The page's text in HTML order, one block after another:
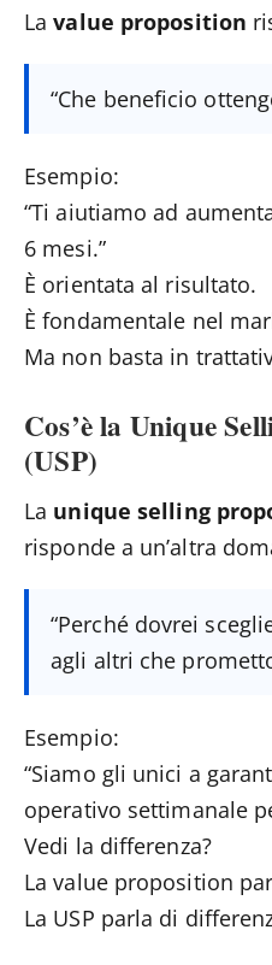
Lavalue proposition
“Che beneficio
Esempio:
“Ti aiutiamo ad
6 mesi.”
È orientata al risultato.
È fondamentale nel
Ma non basta in
Cos’è la Unique
(USP)
La unique selling
risponde a un’altra
“Perché dovrei
agli altri che
Esempio:
“Siamo gli unici a
operativo settimanale
Vedi la differenza?
La value proposition
La USP parla di